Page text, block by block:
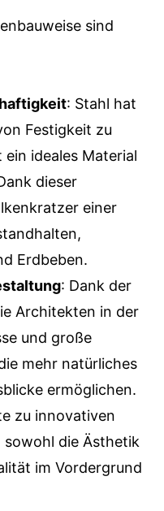
sind
: Stahl hat
Festigkeit zu
ideales Material
dieser
einer
Erdbeben.
: Dank der
Architekten in der
und große
mehr natürliches
ermöglichen.
zu innovativen
die Ästhetik
im Vordergrund